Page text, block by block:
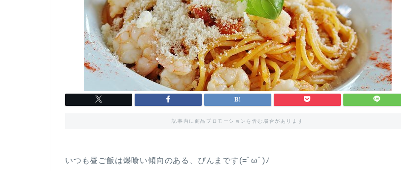
記事内に商品プロモーションを含む場合があります
いつも昼ご飯は爆喰い傾向のある、ぴんまです(=ﾟωﾟ)ﾉ